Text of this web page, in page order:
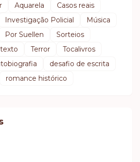
Aquarela
Casos reais
Investigação Policial
Música
Por Suellen
Sorteios
Terror
Tocalivros
desafio de escrita
romance histórico